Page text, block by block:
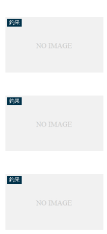
釣果
釣果
釣果